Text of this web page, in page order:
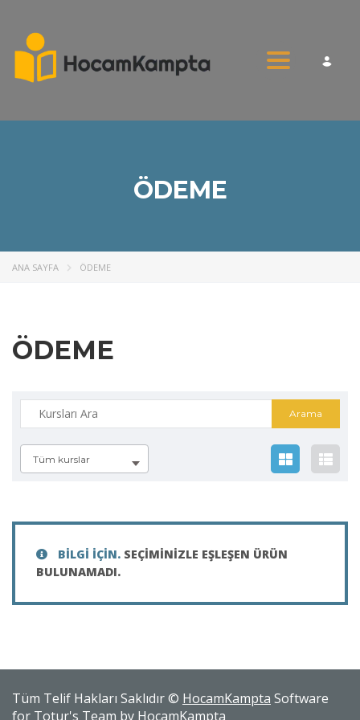
Toggle
ÖDEME
ANA SAYFA ÖDEME
ÖDEME
Tüm kurslar
BILGI IÇIN. SEÇIMINIZLE EŞLEŞEN ÜRÜN
BULUNAMADI.
Tüm Telif Hakları Saklıdır © HocamKampta Software
for Totur's Team by HocamKampta